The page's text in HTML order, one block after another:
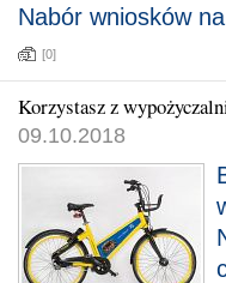
Nabór wniosków
[0]
Korzystasz z
09.10.2018